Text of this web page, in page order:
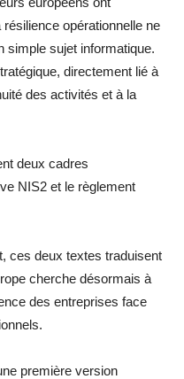
opérationnelle ne
simple sujet informatique.
directement lié à
des activités et à la
deux cadres
NIS2 et le règlement
ces deux textes traduisent
cherche désormais à
des entreprises face
première version